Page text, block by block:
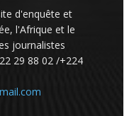
d'enquête et
l'Afrique et le
journalistes
29 88 02 /+224